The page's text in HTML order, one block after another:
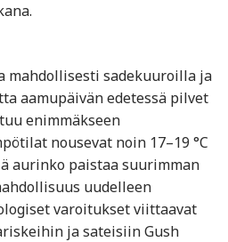
mahdollisesti sadekuuroilla ja
aamupäivän edetessä pilvet
enimmäkseen
nousevat noin 17–19 °C
aurinko paistaa suurimman
uudelleen
varoitukset viittaavat
ja sateisiin Gush